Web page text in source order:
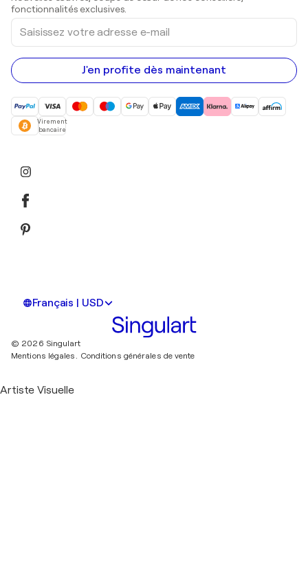
Peintures acryliques
fonctionnalités exclusives.
Saisissez
votre
adresse
e-
mail
J'en profite dès maintenant
Virement
bancaire
Français | USD
© 2026 Singulart
Mentions légales.
Conditions générales de vente
Artiste Visuelle